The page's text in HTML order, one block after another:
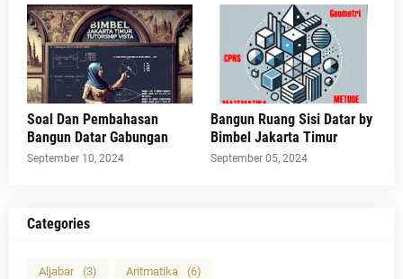
Soal Dan Pembahasan
Bangun Datar Gabungan
September 10, 2024
Bangun Ruang Sisi Datar by
Bimbel Jakarta Timur
September 05, 2024
Categories
Aljabar (3) Aritmatika (6)